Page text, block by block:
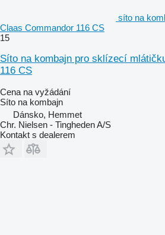
síto na
Claas Commandor 116 CS
15
Síto na kombajn pro sklízecí
116 CS
Cena na vyžádání
Síto na kombajn
Dánsko, Hemmet
Chr. Nielsen - Tingheden A/S
Kontakt s dealerem